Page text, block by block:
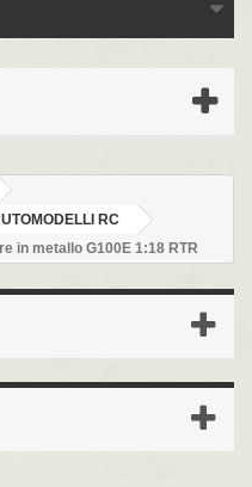
RC
in metallo G100E 1:18 RTR